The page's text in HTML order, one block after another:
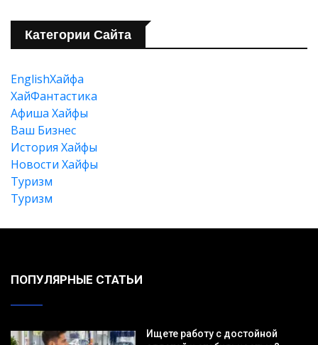
Категории Сайта
EnglishХайфа
XайФантастика
Афиша Хайфы
Ваш Бизнес
История Хайфы
Новости Хайфы
Туризм
Туризм
ПОПУЛЯРНЫЕ СТАТЬИ
Ищете работу с достойной